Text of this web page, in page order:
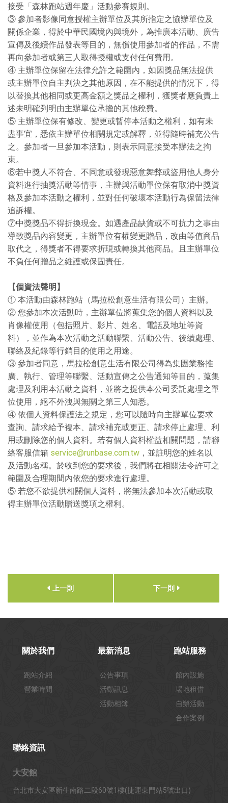
接受「森林跑站週年慶」活動參賽規則。
③ 參加者影像同意授權主辦單位及其所指定之協辦單位及
關係企業，得於中華民國境內與境外，為推廣本活動、廣告
宣傳及後續作品發表等目的，無償使用參加者的作品，不需
再向參加者或第三人取得授權或支付任何費用。
④ 主辦單位保留在法律允許之範圍內，如因獎品無法提供
或主辦單位自主判決之其他原因，在不能提供的情況下，得
以替換其他相同或更高金額之獎品之權利，獲獎者應負責上
述未明確列明由主辦單位承擔的其他稅費。
⑤ 主辦單位保有修改、變更或暫停本活動之權利，如有未
盡事宜，悉依主辦單位相關規定或解釋，並得隨時補充公告
之。參加者一旦參加本活動，則表示同意接受本辦法之拘
束。
⑥若中獎人不符合、不同意或發現惡意舞弊或盜用他人身分
資料進行抽獎活動等情事，主辦與活動單位保有取消中獎資
格及參加本活動之權利，並對任何破壞本活動行為保留法律
追訴權。
⑦中獎獎品不得折換現金。如遇產品缺貨或不可抗力之事由
導致獎品內容變更，主辦單位有權變更贈品，改由等值商品
取代之，得獎者不得要求折現或轉換其他商品。且主辦單位
不負任何贈品之維護或保固責任。
【個資法聲明】
① 本活動由森林跑站（馬拉松創意生活有限公司）主辦。
② 您參加本次活動時，主辦單位將蒐集您的個人資料以及
肖像權使用（包括照片、影片、姓名、電話及地址等資
料），並作為本次活動之活動聯繫、活動公告、後續處理、
聯絡及紀錄等行銷目的使用之用途。
③ 參加者同意，馬拉松創意生活有限公司得為集團業務推
廣、執行、管理等聯繫、活動宣傳之公告通知等目的，蒐集
處理及利用本活動之資料，並將之提供本公司委託處理之單
位使用，絕不外洩與無關之第三人知悉。
④ 依個人資料保護法之規定，您可以隨時向主辦單位要求
查詢、請求給予複本、請求補充或更正、請求停止處理、利
用或刪除您的個人資料。若有個人資料權益相關問題，請聯
絡客服信箱 service@runbase.com.tw ，並註明您的姓名以
及活動名稱。於收到您的要求後，我們將在相關法令許可之
範圍及合理期間內依您的要求進行處理。
⑤ 若您不欲提供相關個人資料，將無法參加本次活動或取
得主辦單位活動贈送獎項之權利。
上一則 下一則
關於我們
跑站介紹
營業時間
最新消息
公告事項
活動訊息
活動相簿
跑站服務
館內設施
場地租借
自辦活動
合作案例
聯絡資訊
大安館
台北市大安區新生南路二段60號1樓(捷運東門站5號出口)